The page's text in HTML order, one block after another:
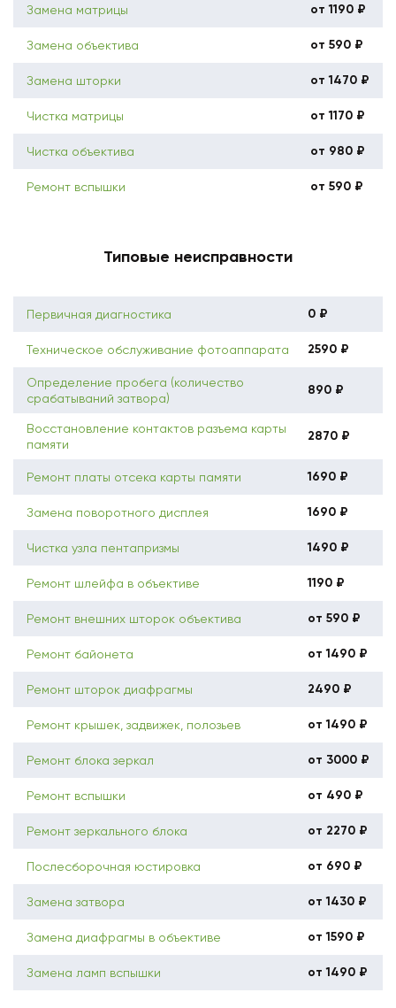
Замена матрицы от 1190 ₽
Замена объектива от 590 ₽
Замена шторки от 1470 ₽
Чистка матрицы от 1170 ₽
Чистка объектива от 980 ₽
Ремонт вспышки от 590 ₽
Типовые неисправности
Первичная диагностика 0 ₽
Техническое обслуживание фотоаппарата 2590 ₽
Определение пробега (количество
срабатываний затвора)
890 ₽
Восстановление контактов разъема карты
памяти
2870 ₽
Ремонт платы отсека карты памяти 1690 ₽
Замена поворотного дисплея 1690 ₽
Чистка узла пентапризмы 1490 ₽
Ремонт шлейфа в объективе 1190 ₽
Ремонт внешних шторок объектива от 590 ₽
Ремонт байонета от 1490 ₽
Ремонт шторок диафрагмы 2490 ₽
Ремонт крышек, задвижек, полозьев от 1490 ₽
Ремонт блока зеркал от 3000 ₽
Ремонт вспышки от 490 ₽
Ремонт зеркального блока от 2270 ₽
Послесборочная юстировка от 690 ₽
Замена затвора от 1430 ₽
Замена диафрагмы в объективе от 1590 ₽
Замена ламп вспышки от 1490 ₽